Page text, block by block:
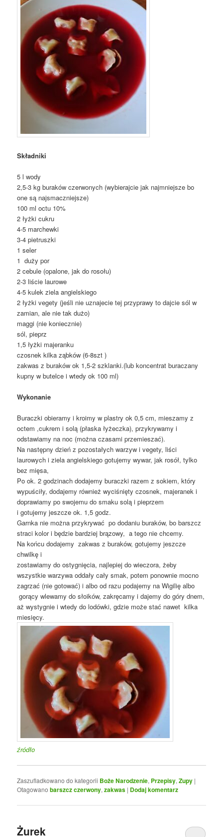
Składniki
5 l wody
2,5-3 kg buraków czerwonych (wybierajcie jak najmniejsze bo
one są najsmaczniejsze)
100 ml octu 10%
2 łyżki cukru
4-5 marchewki
3-4 pietruszki
1 seler
1 duży por
2 cebule (opalone, jak do rosołu)
2-3 liście laurowe
4-5 kulek ziela angielskiego
2 łyżki vegety (jeśli nie uznajecie tej przyprawy to dajcie sól w
zamian, ale nie tak dużo)
maggi (nie koniecznie)
sól, pieprz
1,5 łyżki majeranku
czosnek kilka ząbków (6-8szt )
zakwas z buraków ok 1,5-2 szklanki.(lub koncentrat buraczany
kupny w butelce i wtedy ok 100 ml)
Wykonanie
Buraczki obieramy i kroimy w plastry ok 0,5 cm, mieszamy z
octem ,cukrem i solą (płaska łyżeczka), przykrywamy i
odstawiamy na noc (można czasami przemieszać).
Na następny dzień z pozostałych warzyw i vegety, liści
laurowych i ziela angielskiego gotujemy wywar, jak rosół, tylko
bez mięsa,
Po ok. 2 godzinach dodajemy buraczki razem z sokiem, który
wypuściły, dodajemy również wyciśnięty czosnek, majeranek i
doprawiamy po swojemu do smaku solą i pieprzem
i gotujemy jeszcze ok. 1,5 godz.
Garnka nie można przykrywać po dodaniu buraków, bo barszcz
straci kolor i będzie bardziej brązowy, a tego nie chcemy.
Na końcu dodajemy zakwas z buraków, gotujemy jeszcze
chwilkę i
zostawiamy do ostygnięcia, najlepiej do wieczora, żeby
wszystkie warzywa oddały cały smak, potem ponownie mocno
zagrzać (nie gotować) i albo od razu podajemy na Wigilię albo
gorący wlewamy do słoików, zakręcamy i dajemy do góry dnem,
aż wystygnie i wtedy do lodówki, gdzie może stać nawet kilka
miesięcy.
źródło
Zaszufladkowano do kategorii Boże Narodzenie, Przepisy,Zupy |
Otagowano barszcz czerwony,zakwas | Dodaj komentarz
Żurek